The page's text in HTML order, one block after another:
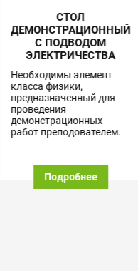
СТОЛ
ДЕМОНСТРАЦИОННЫЙ
С ПОДВОДОМ
ЭЛЕКТРИЧЕСТВА
Необходимы элемент
класса физики,
предназначенный для
проведения
демонстрационных
работ преподователем.
Подробнее